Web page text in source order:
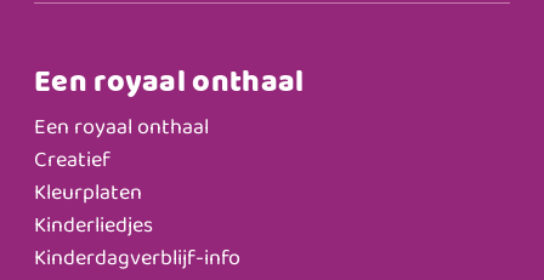
Een royaal onthaal
Een royaal onthaal
Creatief
Kleurplaten
Kinderliedjes
Kinderdagverblijf-info